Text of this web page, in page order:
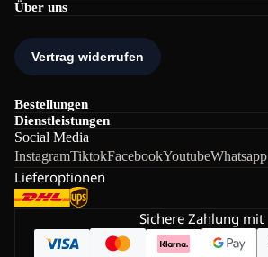
Über uns
Bestellungen
Dienstleistungen
Social Media
InstagramTiktokFacebookYoutubeWhatsapp
Lieferoptionen
Sichere Zahlung mit